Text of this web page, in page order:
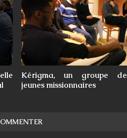
Kérigma, un groupe de
jeunes missionnaires